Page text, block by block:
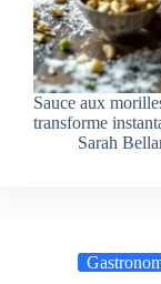
Sauce aux
transforme
Sarah